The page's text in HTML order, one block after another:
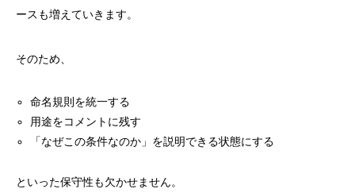
ースも増えていきます。
そのため、
命名規則を統一する
用途をコメントに残す
「なぜこの条件なのか」を説明できる状態にする
といった保守性も欠かせません。